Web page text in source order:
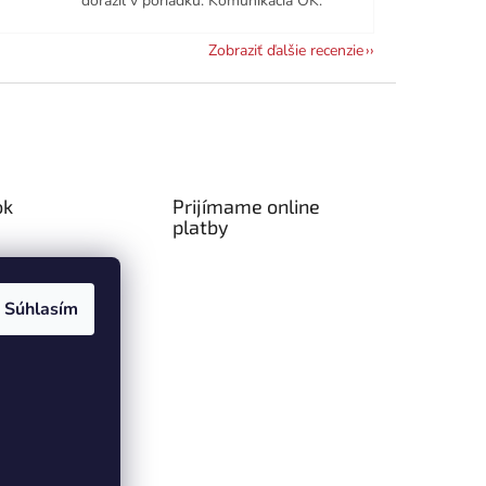
Súhlasím
Zobraziť ďalšie recenzie
Prijímame online
platby